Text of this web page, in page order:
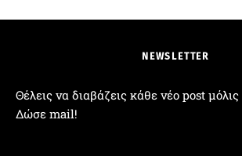
NEWSLETTER
Θέλεις να διαβάζεις κάθε νέο post
Δώσε mail!